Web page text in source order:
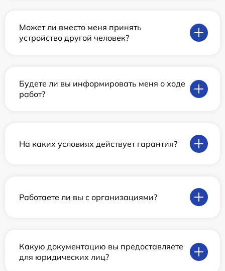
Может ли вместо меня принять
устройство другой человек?
Будете ли вы информировать меня о ходе
работ?
На каких условиях действует гарантия?
Работаете ли вы с организациями?
Какую документацию вы предоставляете
для юридических лиц?